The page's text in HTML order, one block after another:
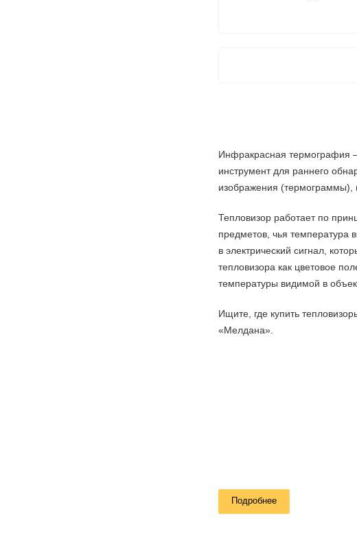
Инфракрасная термография
инструмент для раннего
изображения (термограммы),
Тепловизор работает по
предметов, чья температура
в электрический сигнал,
тепловизора как цветовое
температуры видимой в
Ищите, где купить
«Мелдана».
Подробнее